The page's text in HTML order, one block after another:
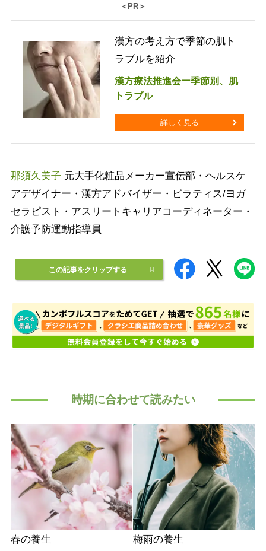
＜PR＞
漢方の考え方で季節の肌ト
ラブルを紹介
漢方療法推進会ー季節別、肌
トラブル
詳しく見る
那須久美子 元大手化粧品メーカー宣伝部・ヘルスケ
アデザイナー・漢方アドバイザー・ピラティス/ヨガ
セラピスト・アスリートキャリアコーディネーター・
介護予防運動指導員
この記事をクリップする
時期に合わせて読みたい
春の養生 梅雨の養生